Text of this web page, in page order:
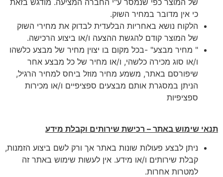
של המוצר כפי שנמסר ע"י החברה המציעה. מודגש בזאת
כי אין מדובר במחיר השוק.
הלקוח נושא באחריות הבלעדית לבדוק את מחירי השוק
של המוצר קודם להגשת ההצעה ו/או ביצוע הרכישה.
" מחיר מבצע" -בכל מקום בו יצוין מחיר של מבצע כלשהו
ו/או סוג מכירה כלשהי, ו/או מחיר של כל מבצע אחר
שיפורסם באתר, משמע מחיר מוזל ביחס למחיר הרגיל,
הניתן במסגרת אותם מבצעים ספציפיים ו/או מכירות
ספציפיות
תנאי שימוש באתר – רכישת שירותים וקבלת מידע
ניתן לבצע פעולות שונות באתר אך ורק לשם ביצוע הזמנות,
קבלת שירותים ו/או מידע. אין לעשות שימוש באתר זה
למטרות אחרות.